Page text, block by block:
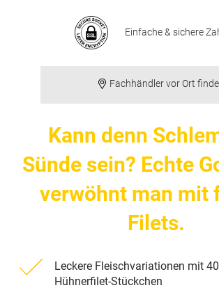
Kann denn
Sünde sein? Echte
verwöhnt man mit
Filets.
Leckere Fleischvariationen mit
Hühnerfilet-Stückchen
Einfache & sichere
Fachhändler vor Ort